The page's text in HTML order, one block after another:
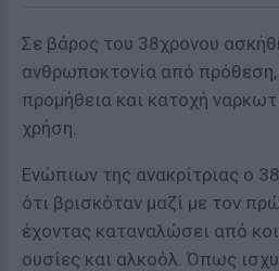
Σε βάρος του 38χρονου
ανθρωποκτονία από
προμήθεια και κατοχή
χρήση.
Ενώπιων της ανακρίτριας ο
ότι βρισκόταν μαζί με τον
έχοντας καταναλώσει από
ουσίες και αλκοόλ. Όπως